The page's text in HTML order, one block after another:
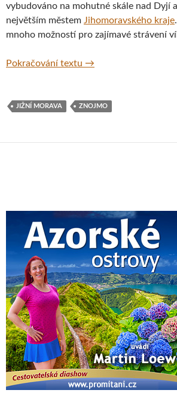
vybudováno na mohutné skále nad Dyjí
největším městem Jihomoravského kraje
mnoho možností pro zajímavé strávení
Pokračování textu Znojmo – město na
→
JIŽNÍ MORAVA ZNOJMO